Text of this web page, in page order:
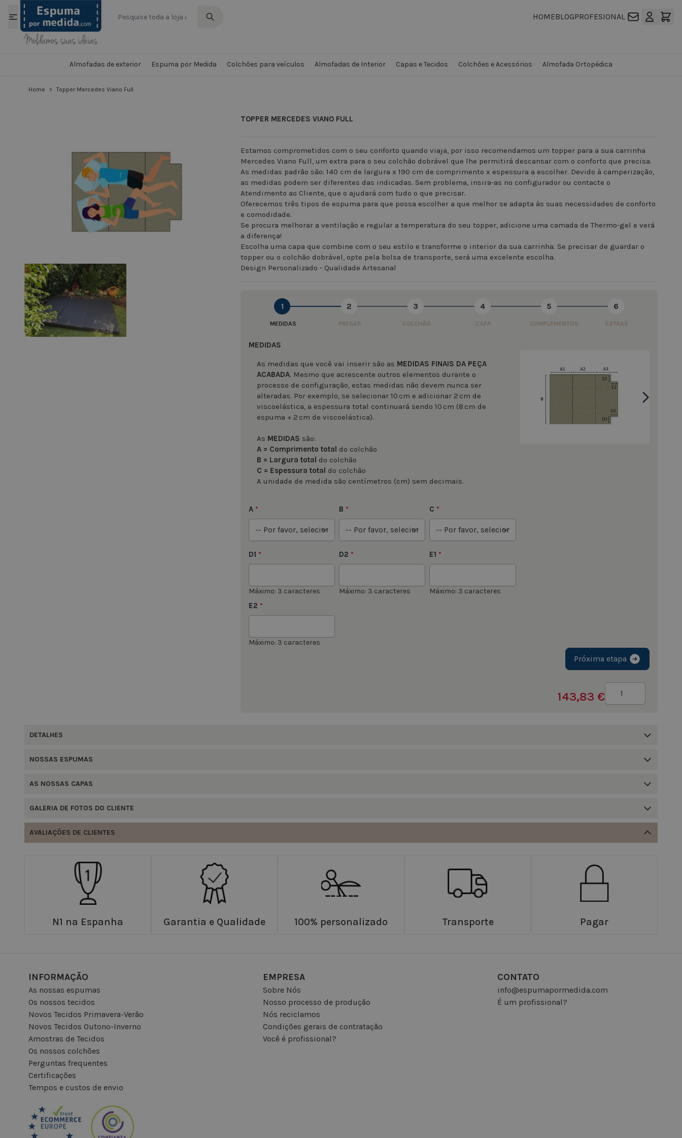
Ir para o Conteúdo
HOMEBLOGPROFESIONAL
Almofadas de exterior Espuma por Medida Colchões para veículos Almofadas de Interior Capas e Tecidos Colchões e Acessórios Almofada Ortopédica
Home > Topper Mercedes Viano Full
TOPPER MERCEDES VIANO FULL
View larger image
Estamos comprometidos com o seu conforto quando viaja, por isso recomendamos um topper para a sua carrinha
Mercedes Viano Full, um extra para o seu colchão dobrável que lhe permitirá descansar com o conforto que precisa.
As medidas padrão são: 140 cm de largura x 190 cm de comprimento x espessura a escolher. Devido à camperização,
as medidas podem ser diferentes das indicadas. Sem problema, insira-as no configurador ou contacte o
Atendimento ao Cliente, que o ajudará com tudo o que precisar.
Oferecemos três tipos de espuma para que possa escolher a que melhor se adapta às suas necessidades de conforto
e comodidade.
Se procura melhorar a ventilação e regular a temperatura do seu topper, adicione uma camada de Thermo-gel e verá
a diferença!
Escolha uma capa que combine com o seu estilo e transforme o interior da sua carrinha. Se precisar de guardar o
topper ou o colchão dobrável, opte pela bolsa de transporte, será uma excelente escolha.
Design Personalizado - Qualidade Artesanal
1
MEDIDAS
2
PREGAS
3
COLCHÃO
4
CAPA
5
COMPLEMENTOS
6
EXTRAS
MEDIDAS
As medidas que você vai inserir são as MEDIDAS FINAIS DA PEÇA
ACABADA. Mesmo que acrescente outros elementos durante o
processo de configuração, estas medidas não devem nunca ser
alteradas. Por exemplo, se selecionar 10 cm e adicionar 2 cm de
viscoelástica, a espessura total continuará sendo 10 cm (8 cm de
espuma + 2 cm de viscoelástica).
As MEDIDAS são:
A = Comprimento total do colchão
B = Largura total do colchão
C = Espessura total do colchão
A unidade de medida são centímetros (cm) sem decimais.
A * B * C *
D1 *
Máximo: 3 caracteres
D2 *
Máximo: 3 caracteres
E1 *
Máximo: 3 caracteres
E2 *
Máximo: 3 caracteres
Próxima etapa
143,83 €
DETALHES
NOSSAS ESPUMAS
AS NOSSAS CAPAS
GALERIA DE FOTOS DO CLIENTE
AVALIAÇÕES DE CLIENTES
N1 na Espanha Garantia e Qualidade 100% personalizado Transporte Pagar
INFORMAÇÃO
As nossas espumas
Os nossos tecidos
Novos Tecidos Primavera-Verão
Novos Tecidos Outono-Inverno
Amostras de Tecidos
Os nossos colchões
Perguntas frequentes
Certificações
Tempos e custos de envio
EMPRESA
Sobre Nós
Nosso processo de produção
Nós reciclamos
Condições gerais de contratação
Você é profissional?
CONTATO
info@espumapormedida.com
É um profissional?